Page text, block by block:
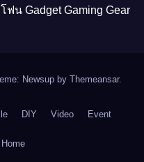
น Gadget Gaming Gear
Newsup by Themeansar.
DIY Video Event
Home